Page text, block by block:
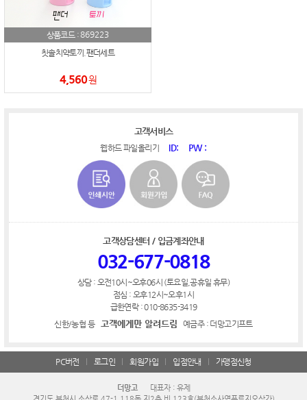
상품코드 :869223
칫솔치약토끼.팬더세트
4,560원
고객서비스
웹하드 파일올리기 ID: PW :
고객상담센터 / 입금계좌안내
032-677-0818
상담 : 오전10시~오후06시 (토요일,공휴일 휴무)
점심 : 오후12시~오후1시
급한연락 : 010-8635-3419
신한/농협 등 고객에게만 알려드림 예금주 : 더망고기프트
PC버전 로그인 회원가입 입점안내 가맹점신청
더망고
대표자 : 유제